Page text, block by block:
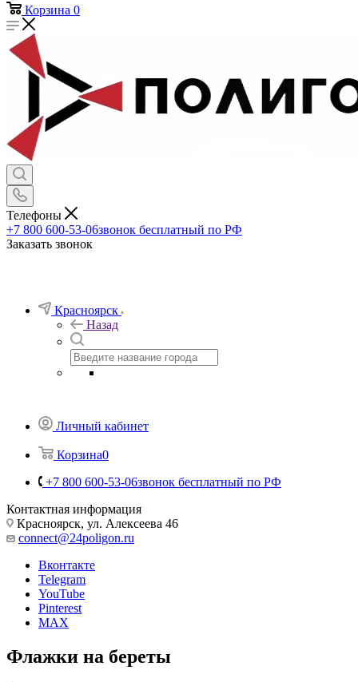
Корзина 0
Телефоны
+7 800 600-53-06звонок бесплатный по РФ
Заказать звонок
Красноярск
Назад
Личный кабинет
Корзина0
+7 800 600-53-06звонок бесплатный по РФ
Контактная информация
Красноярск, ул. Алексеева 46
connect@24poligon.ru
Вконтакте
Telegram
YouTube
Pinterest
MAX
Флажки на береты